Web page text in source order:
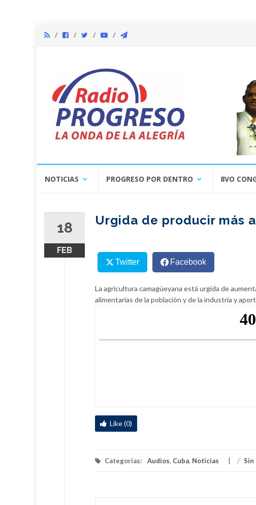
NOTICIAS PROGRESO POR DENTRO 8VO
18
FEB
Urgida de producir más
Twitter Facebook
La agricultura camagüeyana está urgida de
alimentarias de la población y de la industria y
Like (0)
Categorías: Audios, Cuba, Noticias / Sin